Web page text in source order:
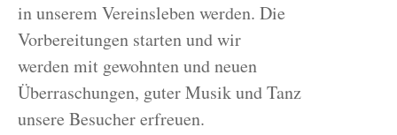
in unserem Vereinsleben werden. Die
Vorbereitungen starten und wir
werden mit gewohnten und neuen
Überraschungen, guter Musik und Tanz
unsere Besucher erfreuen.